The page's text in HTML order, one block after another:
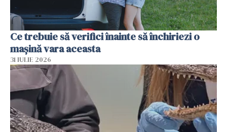
Ce trebuie să verifici înainte să închiriezi o
mașină vara aceasta
31 IULIE 2026